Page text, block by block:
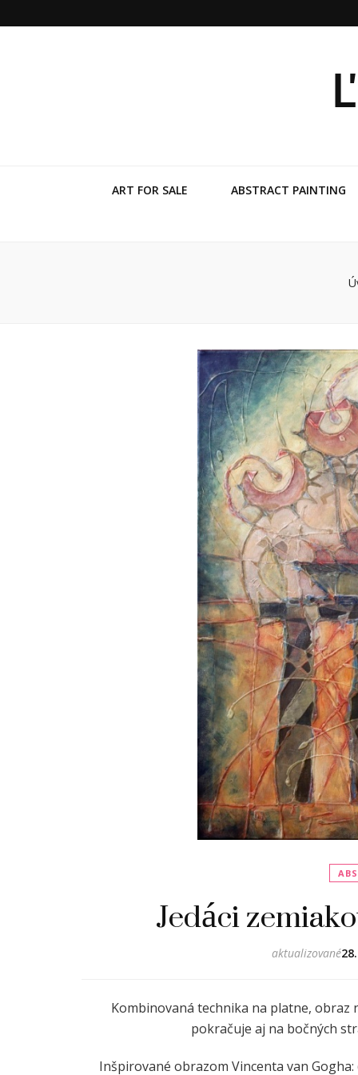
ART FOR SALE ABSTRACT PAINTING
Jedáci aktualizované
Kombinovaná technika na platne, obraz
pokračuje aj na bočných
Inšpirované obrazom Vincenta van